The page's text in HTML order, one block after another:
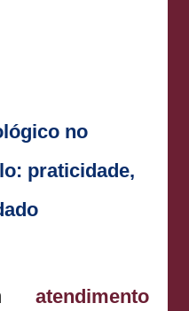
no
praticidade,
atendimento